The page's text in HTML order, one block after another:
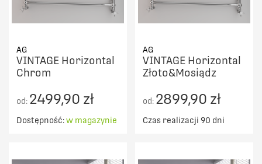
AG
VINTAGE Horizontal
Chrom
od: 2499,90 zł
Dostępność:w magazynie
AG
VINTAGE Horizontal
Złoto&Mosiądz
od: 2899,90 zł
Czas realizacji 90 dni